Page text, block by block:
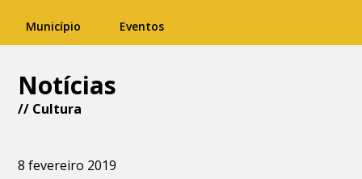
Município Eventos
Notícias
// Cultura
8 fevereiro 2019